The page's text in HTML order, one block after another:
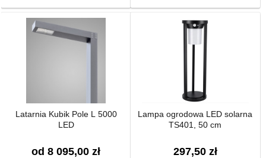
Latarnia Kubik Pole L 5000
LED
od 8 095,00 zł
Lampa ogrodowa LED solarna
TS401, 50 cm
297,50 zł